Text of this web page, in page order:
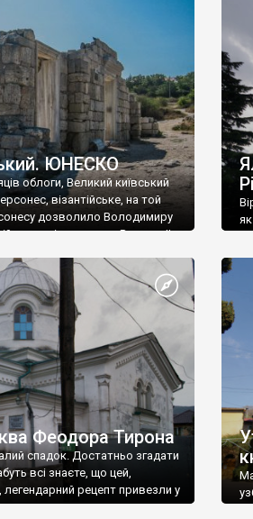
викрадені з фондів об’єкту
«Херсонеса Таврійського».
Візантії», але експерти та
лише […]
ЮНЕСКО
облоги, Великий київський
візантійське, на той
дозволило Володимиру
імператору Василю ІІ,
став Василем-
Русі. На честь
місто […]
Феодора Тирона
спадок. Достатньо згадати
всі знаєте, що цей,
легендарний рецепт привезли у